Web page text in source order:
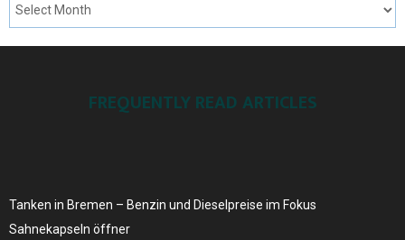
FREQUENTLY READ ARTICLES
Tanken in Bremen – Benzin und Dieselpreise ​im Fokus
Sahnekapseln öffner